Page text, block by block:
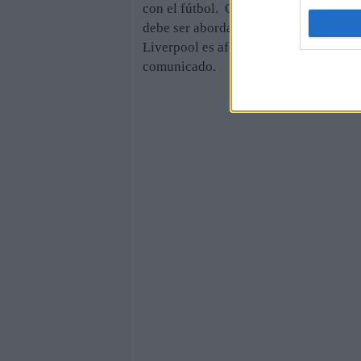
con el fútbol. Que a Suárez se le
debe ser abordado, ya que infringe
Liverpool es afectado también debe
comunicado.